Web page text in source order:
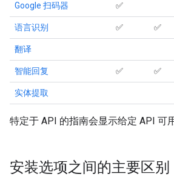
Google 扫码器 ✅
语言识别 ✅ ✅
翻译
智能回复 ✅ ✅
实体提取
特定于 API 的指南会显示给定 API 可
安装选项之间的主要区别